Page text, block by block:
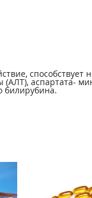
аспартата-
билирубина.